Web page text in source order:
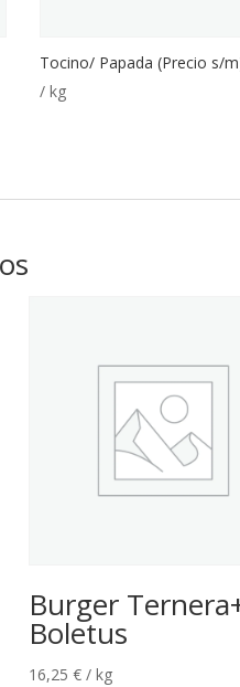
Tocino/ Papada (Precio s/
/ kg
Burger
Boletus
16,25€ / kg